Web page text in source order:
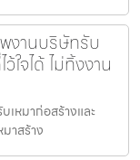
งานบริษัทรับ
ใจได้ ไม่ทิ้งงาน
หมาก่อสร้างและ
าสร้าง